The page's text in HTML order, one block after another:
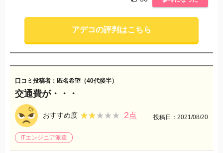
アデコの評判はこちら
口コミ投稿者：匿名希望（40代後半）
交通費が・・・
おすすめ度 ★★★★★
★★★★★ 2点 投稿日：2021/08/20
ITエンジニア派遣